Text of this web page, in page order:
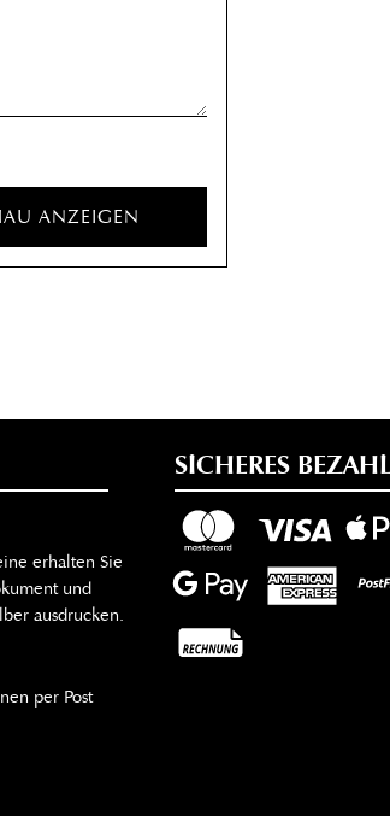
ANZEIGEN
erhalten Sie
und
ausdrucken.
per Post
SICHERES